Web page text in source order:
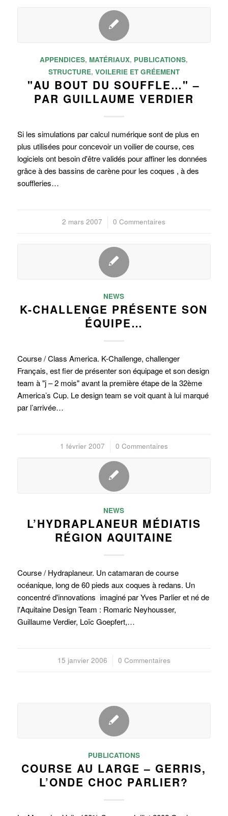
APPENDICES, MATÉRIAUX, PUBLICATIONS,
STRUCTURE, VOILERIE ET GRÉEMENT
"AU BOUT DU SOUFFLE…" –
PAR GUILLAUME VERDIER
Si les simulations par calcul numérique sont de plus en
plus utilisées pour concevoir un voilier de course, ces
logiciels ont besoin d'être validés pour affiner les données
grâce à des bassins de carène pour les coques , à des
souffleries…
2 mars 2007
/ 0 Commentaires
NEWS
K-CHALLENGE PRÉSENTE SON
ÉQUIPE…
Course / Class America. K-Challenge, challenger
Français, est fier de présenter son équipage et son design
team à "j – 2 mois" avant la première étape de la 32ème
America’s Cup. Le design team se voit quant à lui marqué
par l’arrivée…
1 février 2007
/ 0 Commentaires
NEWS
L’HYDRAPLANEUR MÉDIATIS
RÉGION AQUITAINE
Course / Hydraplaneur. Un catamaran de course
océanique, long de 60 pieds aux coques à redans. Un
concentré d'innovations imaginé par Yves Parlier et né de
l'Aquitaine Design Team : Romaric Neyhousser,
Guillaume Verdier, Loïc Goepfert,…
15 janvier 2006
/ 0 Commentaires
PUBLICATIONS
COURSE AU LARGE – GERRIS,
L’ONDE CHOC PARLIER?